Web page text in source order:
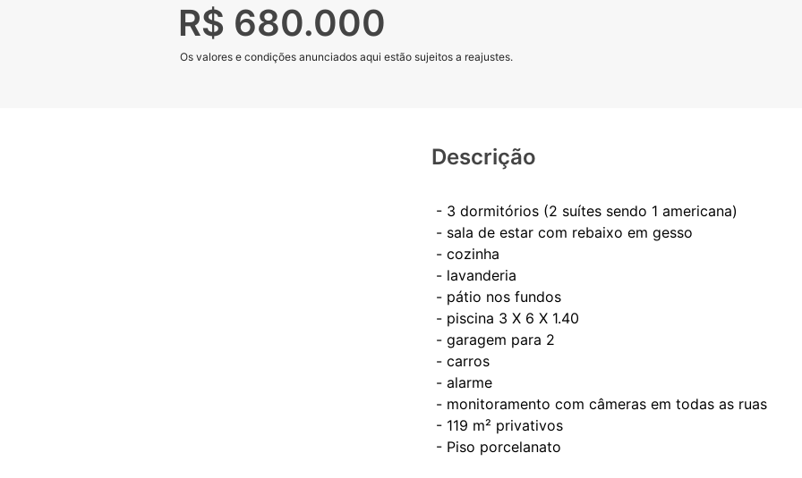
R$ 680.000
Os valores e condições anunciados aqui estão sujeitos a reajustes.
Descrição
- 3 dormitórios (2 suítes sendo 1 americana)
- sala de estar com rebaixo em gesso
- cozinha
- lavanderia
- pátio nos fundos
- piscina 3 X 6 X 1.40
- garagem para 2
- carros
- alarme
- monitoramento com câmeras em todas as ruas
- 119 m² privativos
- Piso porcelanato